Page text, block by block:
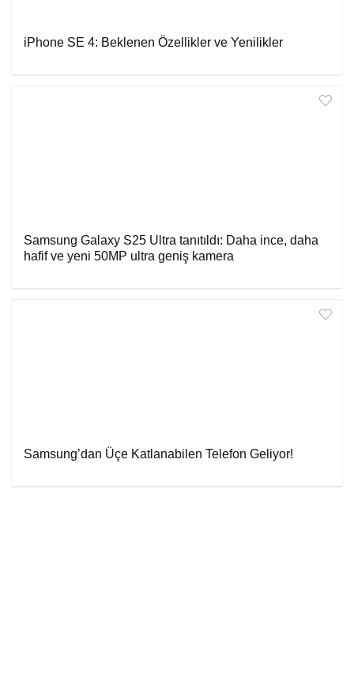
iPhone SE 4: Beklenen Özellikler ve Yenilikler
Samsung Galaxy S25 Ultra tanıtıldı: Daha ince, daha
hafif ve yeni 50MP ultra geniş kamera
Samsung’dan Üçe Katlanabilen Telefon Geliyor!